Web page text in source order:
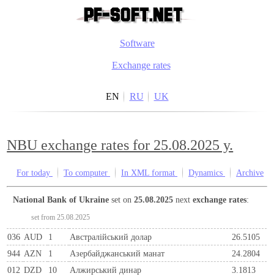
Software
Exchange rates
EN RU UK
NBU exchange rates for 25.08.2025 y.
For today To computer In XML format Dynamics Archive
National Bank of Ukraine set on25.08.2025 nextexchange rates:
set from 25.08.2025
036 AUD 1 Австралійський долар
26.5105
944 AZN 1 Азербайджанський манат
24.2804
012 DZD 10 Алжирський динар
3.1813